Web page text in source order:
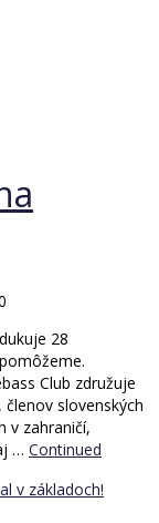
28
Club združuje
slovenských
v zahraničí,
… Continued